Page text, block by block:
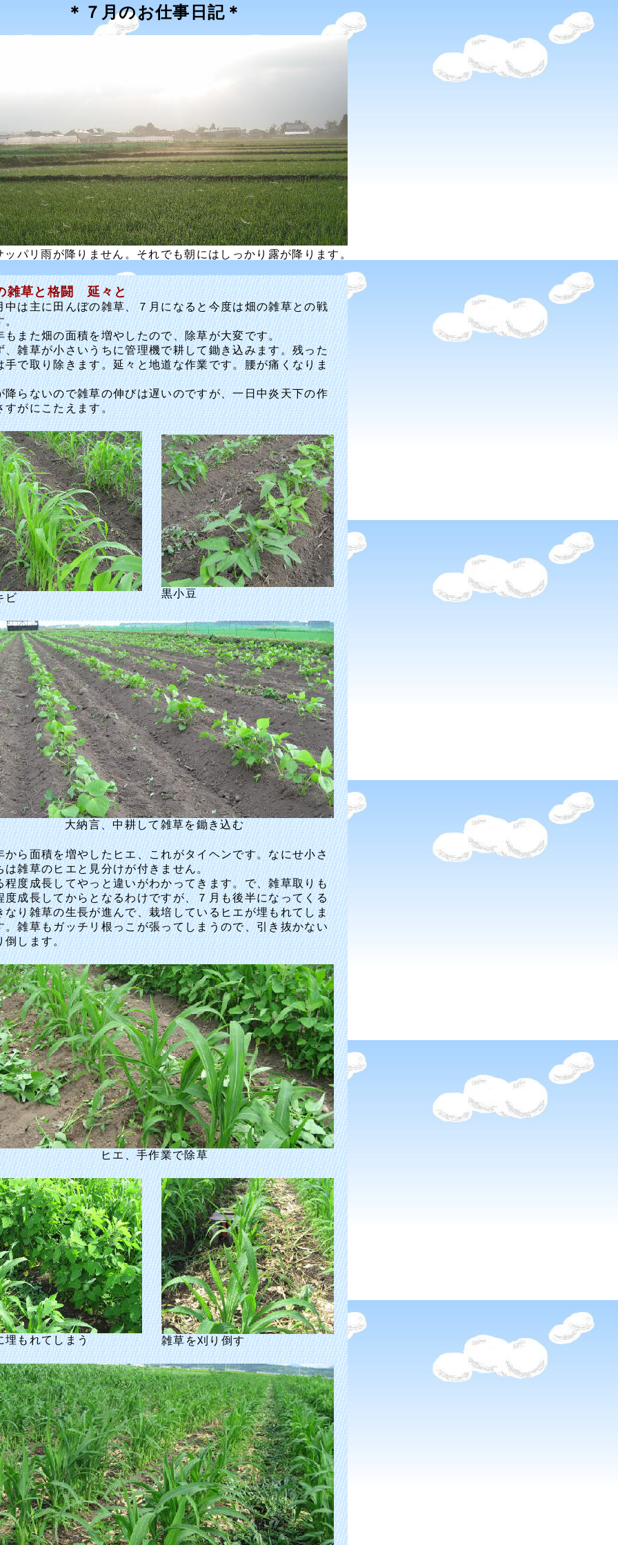
＊７月のお仕事日記＊
ッパリ雨が降りません。それでも朝にはしっかり露が降ります。
雑草と格闘 延々と
は主に田んぼの雑草、７月になると今度は畑の雑草との戦
。
また畑の面積を増やしたので、除草が大変です。
雑草が小さいうちに管理機で耕して鋤き込みます。残った
手で取り除きます。延々と地道な作業です。腰が痛くなりま
らないので雑草の伸びは遅いのですが、一日中炎天下の作
すがにこたえます。
ビ 黒小豆
大納言、中耕して雑草を鋤き込む
ら面積を増やしたヒエ、これがタイヘンです。なにせ小さ
は雑草のヒエと見分けが付きません。
度成長してやっと違いがわかってきます。で、雑草取りも
度成長してからとなるわけですが、７月も後半になってくる
なり雑草の生長が進んで、栽培しているヒエが埋もれてしま
。雑草もガッチリ根っこが張ってしまうので、引き抜かない
倒します。
ヒエ、手作業で除草
埋もれてしまう 雑草を刈り倒す